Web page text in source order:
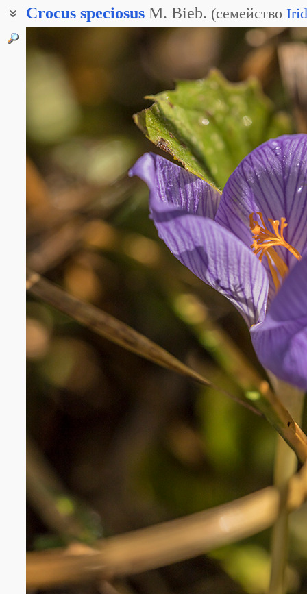
Crocus speciosus M. Bieb. (семейство
Крокус прекрасный
Шафран красивый